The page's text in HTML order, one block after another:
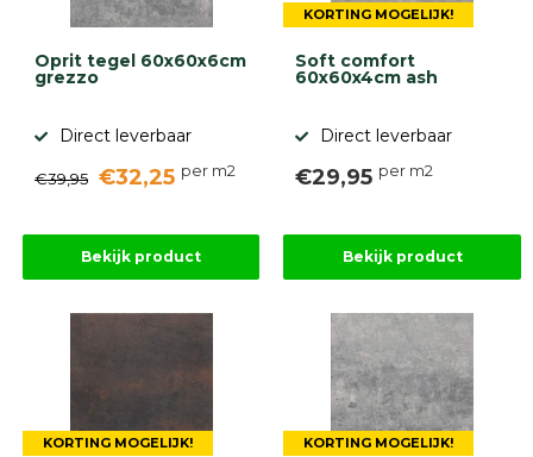
Sierbestrating
bestrating
bestrating
Muurelementen
Straatklinkers
Opsluitbanden
Betonbanden
Palissades
Afwatering
Oprit tegel 60x60x6cm
grezzo
Direct leverbaar
€39,95 €32,25 per m2
Bekijk product
KORTING MOGELIJK!
Soft comfort
60x60x4cm ash
Direct leverbaar
€29,95 per m2
Bekijk product
KORTING MOGELIJK! KORTING MOGELIJK!